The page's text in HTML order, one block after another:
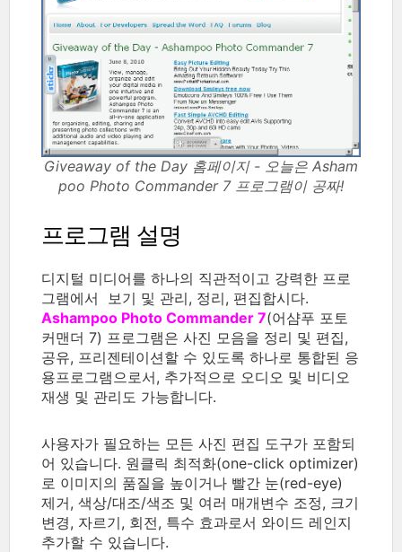
Giveaway of the Day 홈페이지 - 오늘은 Asham
poo Photo Commander 7 프로그램이 공짜!
프로그램 설명
디지털 미디어를 하나의 직관적이고 강력한 프로
그램에서 보기 및 관리, 정리, 편집합시다.
Ashampoo Photo Commander 7(어샴푸 포토
커맨더 7) 프로그램은 사진 모음을 정리 및 편집,
공유, 프리젠테이션할 수 있도록 하나로 통합된 응
용프로그램으로서, 추가적으로 오디오 및 비디오
재생 및 관리도 가능합니다.
사용자가 필요하는 모든 사진 편집 도구가 포함되
어 있습니다. 원클릭 최적화(one-click optimizer)
로 이미지의 품질을 높이거나 빨간 눈(red-eye)
제거, 색상/대조/색조 및 여러 매개변수 조정, 크기
변경, 자르기, 회전, 특수 효과로서 와이드 레인지
추가할 수 있습니다.